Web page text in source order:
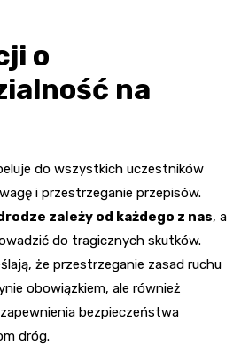
o
na
do wszystkich uczestników
i przestrzeganie przepisów.
zależy od każdego z nas, a
do tragicznych skutków.
że przestrzeganie zasad ruchu
obowiązkiem, ale również
bezpieczeństwa
dróg.